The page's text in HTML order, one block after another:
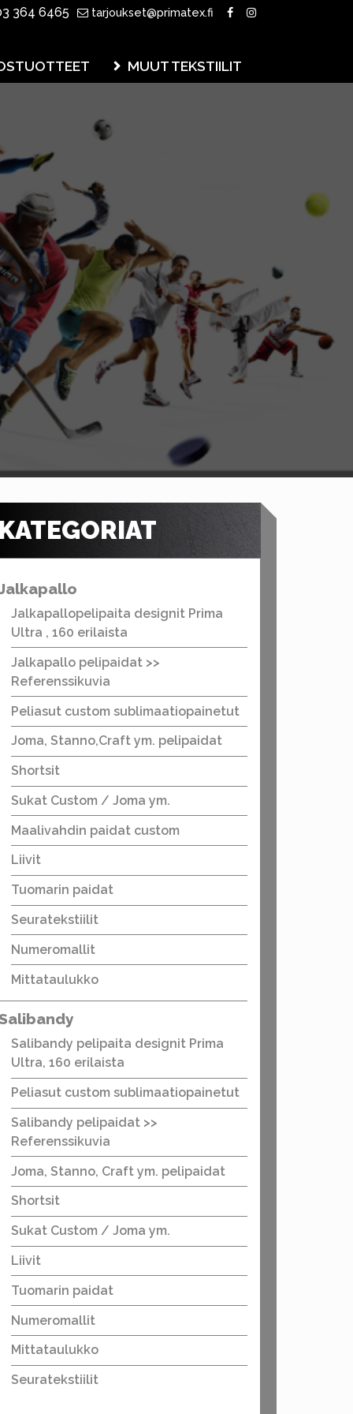
364 6465 tarjoukset@primatex.fi
MUUT TEKSTIILIT
Jalkapallopelipaita designit Prima
Ultra , 160 erilaista
Jalkapallo pelipaidat >>
Referenssikuvia
Peliasut custom sublimaatiopainetut
Joma, Stanno,Craft ym. pelipaidat
Shortsit
Sukat Custom / Joma ym.
Maalivahdin paidat custom
Liivit
Tuomarin paidat
Seuratekstiilit
Numeromallit
Mittataulukko
Salibandy pelipaita designit Prima
Ultra, 160 erilaista
Peliasut custom sublimaatiopainetut
Salibandy pelipaidat >>
Referenssikuvia
Joma, Stanno, Craft ym. pelipaidat
Shortsit
Sukat Custom / Joma ym.
Liivit
Tuomarin paidat
Numeromallit
Mittataulukko
Seuratekstiilit